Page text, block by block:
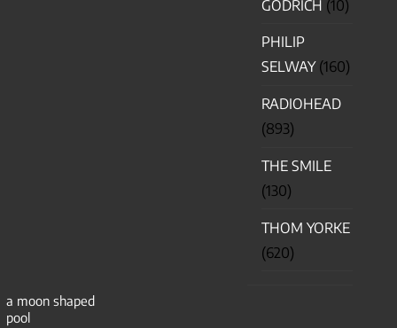
GODRICH (10)
PHILIP
SELWAY(160)
RADIOHEAD
(893)
THE SMILE
(130)
THOM YORKE
(620)
a moon shaped
pool